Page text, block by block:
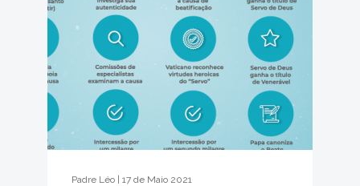
Padre Léo | 17 de Maio 2021